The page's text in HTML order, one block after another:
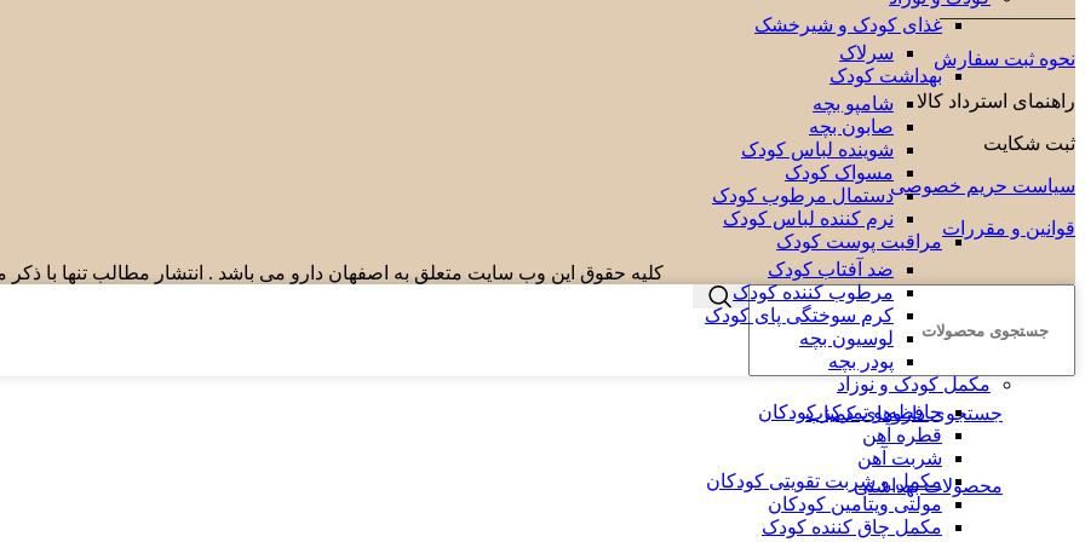
غذای کودک و شیرخشک
سرلاک
بهداشت کودک
شامپو بچه
صابون بچه
شوینده لباس کودک
مسواک کودک
دستمال مرطوب کودک
نرم کننده لباس کودک
مراقبت پوست کودک
ضد آفتاب کودک
مرطوب کننده کودک
کرم سوختگی پای کودک
لوسیون بچه
پودر بچه
مکمل کودک و نوزاد
حافظه و تمرکز کودکان
قطره آهن
شربت آهن
مکمل و شربت تقویتی کودکان
مولتی ویتامین کودکان
مکمل چاق کننده کودک
———————
نحوه ثبت سفارش
راهنمای استرداد کالا
ثبت شکایت
سیاست حریم خصوصی
قوانین و مقررات
کلیه حقوق این وب سایت متعلق به اصفهان دارو می باشد . انتشار مطالب تنها با
جستجوی داروهای کمیاب
محصولات بهداشتی